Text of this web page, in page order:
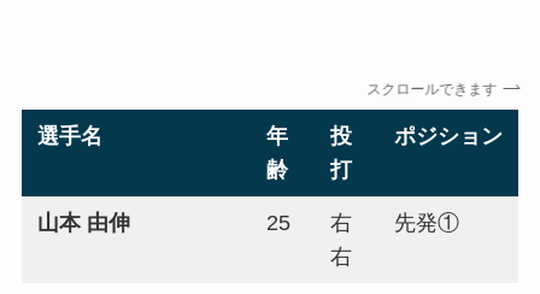
スクロールできます
選手名
年
齢
投
打
ポジション
山本 由伸 25
右
右
先発①